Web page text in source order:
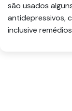
são usados
antidepressivos,
inclusive